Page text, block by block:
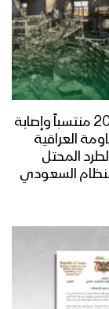
الحشد الشعبي في العراق يعلن استشهاد 20 منتسباً وإصابة
العراقية
المحتل
السعودي